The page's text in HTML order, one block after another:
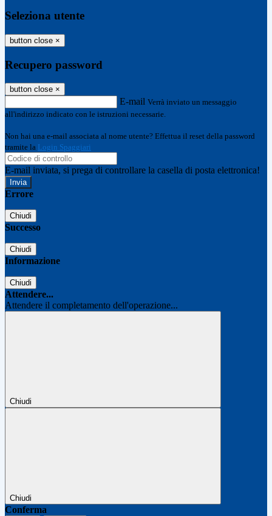
Seleziona utente
button close ×
Recupero password
button close ×
E-mail Verrà inviato un messaggio
all'indirizzo indicato con le istruzioni necessarie.
Non hai una e-mail associata al nome utente? Effettua il reset della password
tramite la Login Spaggiari
E-mail inviata, si prega di controllare la casella di posta elettronica!
Errore
Chiudi
Successo
Chiudi
Informazione
Chiudi
Attendere...
Attendere il completamento dell'operazione...
Chiudi
Chiudi
Conferma